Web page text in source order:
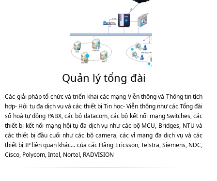
Quản lý tổng đài
Các giải pháp tổ chức và triển khai các mạng Viễn thông và Thông tin tích
hợp- Hội tụ đa dịch vụ và các thiết bị Tin học- Viễn thông như các Tổng đài
số hoá tự động PABX, các bộ datacom, các bộ kết nối mạng Switches, các
thiết bị kết nối mạng hội tụ đa dịch vụ như các bộ MCU, Bridges, NTU và
các thiết bị đầu cuối như các bộ camera, các vỉ mạng đa dịch vụ và các
thiết bị IP liên quan khác... của các Hãng Ericsson, Telstra, Siemens, NDC,
Cisco, Polycom, Intel, Nortel, RADVISION